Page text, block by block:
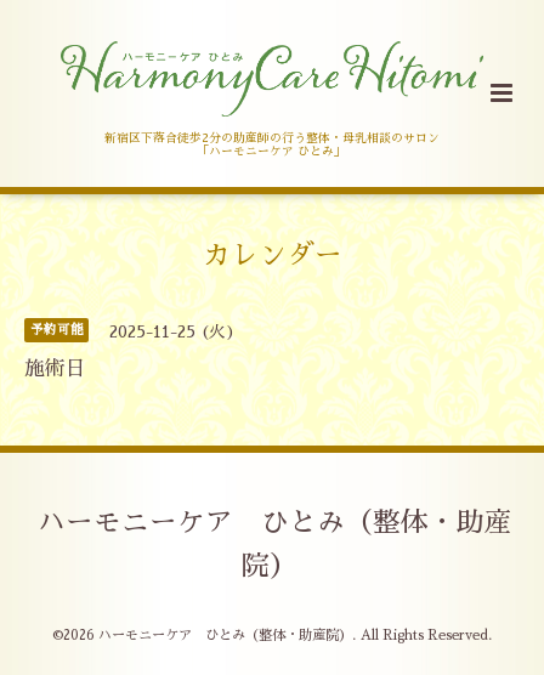
新宿区下落合徒歩2分の助産師の行う整体・母乳相談のサロン
「ハーモニーケア ひとみ」
カレンダー
予約可能 2025-11-25 (火)
施術日
ハーモニーケア ひとみ（整体・助産
院）
©2026 ハーモニーケア ひとみ（整体・助産院） . All Rights Reserved.